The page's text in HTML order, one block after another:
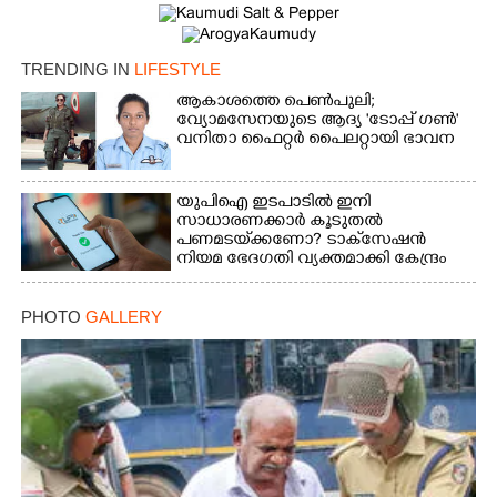
TRENDING IN LIFESTYLE
ആകാശത്തെ പെൺപുലി;
വ്യോമസേനയുടെ ആദ്യ 'ടോപ്പ് ഗൺ'
വനിതാ ഫൈറ്റർ പൈലറ്റായി ഭാവന
യുപിഐ ഇടപാടിൽ ഇനി
സാധാരണക്കാർ കൂടുതൽ
പണമടയ്‌ക്കണോ?​ ടാക്‌സേഷൻ
നിയമ ഭേദഗതി വ്യക്തമാക്കി കേന്ദ്രം
PHOTO GALLERY